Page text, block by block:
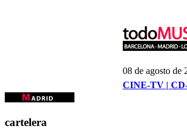
08 de agosto de
CINE-TV |
cartelera